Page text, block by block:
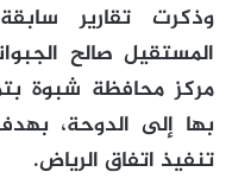
وذكرت تقارير
المستقيل صالح
مركز محافظة شبوة
بها إلى الدوحة،
تنفيذ اتفاق الرياض.